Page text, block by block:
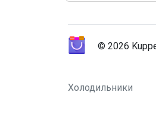
© 2026
Холодильники